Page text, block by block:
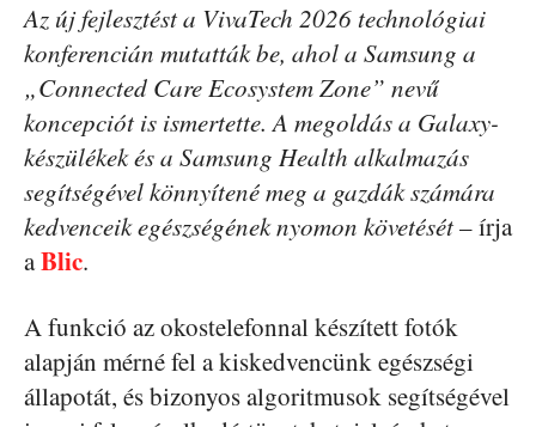
Az új fejlesztést a VivaTech 2026 technológiai
konferencián mutatták be, ahol a Samsung a
„Connected Care Ecosystem Zone” nevű
koncepciót is ismertette. A megoldás a Galaxy-
készülékek és a Samsung Health alkalmazás
segítségével könnyítené meg a gazdák számára
kedvenceik egészségének nyomon követését– írja
aBlic.
A funkció az okostelefonnal készített fotók
alapján mérné fel a kiskedvencünk egészségi
állapotát, és bizonyos algoritmusok segítségével